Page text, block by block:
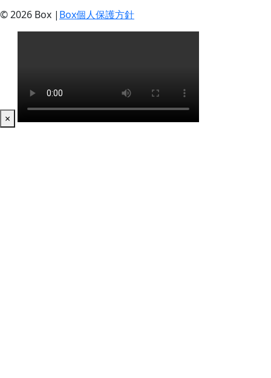
© 2026 Box | Box個人保護方針
×